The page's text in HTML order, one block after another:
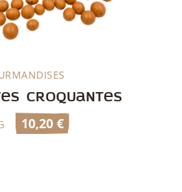
croquantes
10,20 €